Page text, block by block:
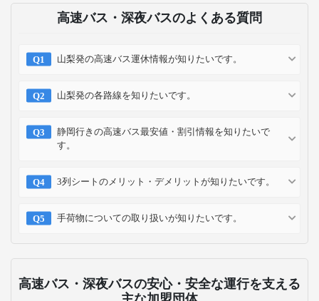
高速バス・深夜バスのよくある質問
山梨発の高速バス運休情報が知りたいです。
山梨発の各路線を知りたいです。
静岡行きの高速バス最安値・割引情報を知りたいで
す。
3列シートのメリット・デメリットが知りたいです。
手荷物についての取り扱いが知りたいです。
高速バス・深夜バスの安心・安全な運行を支える